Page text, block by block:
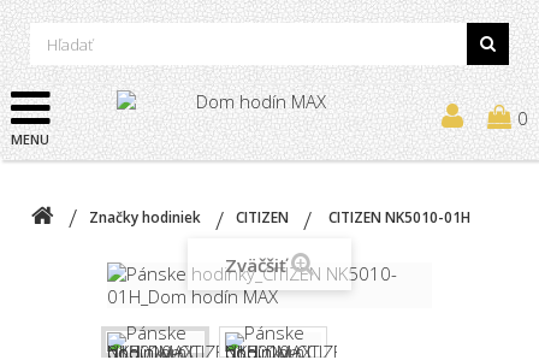
MENU
0
Značky hodiniek CITIZEN CITIZEN NK5010-01H
Zväčšiť